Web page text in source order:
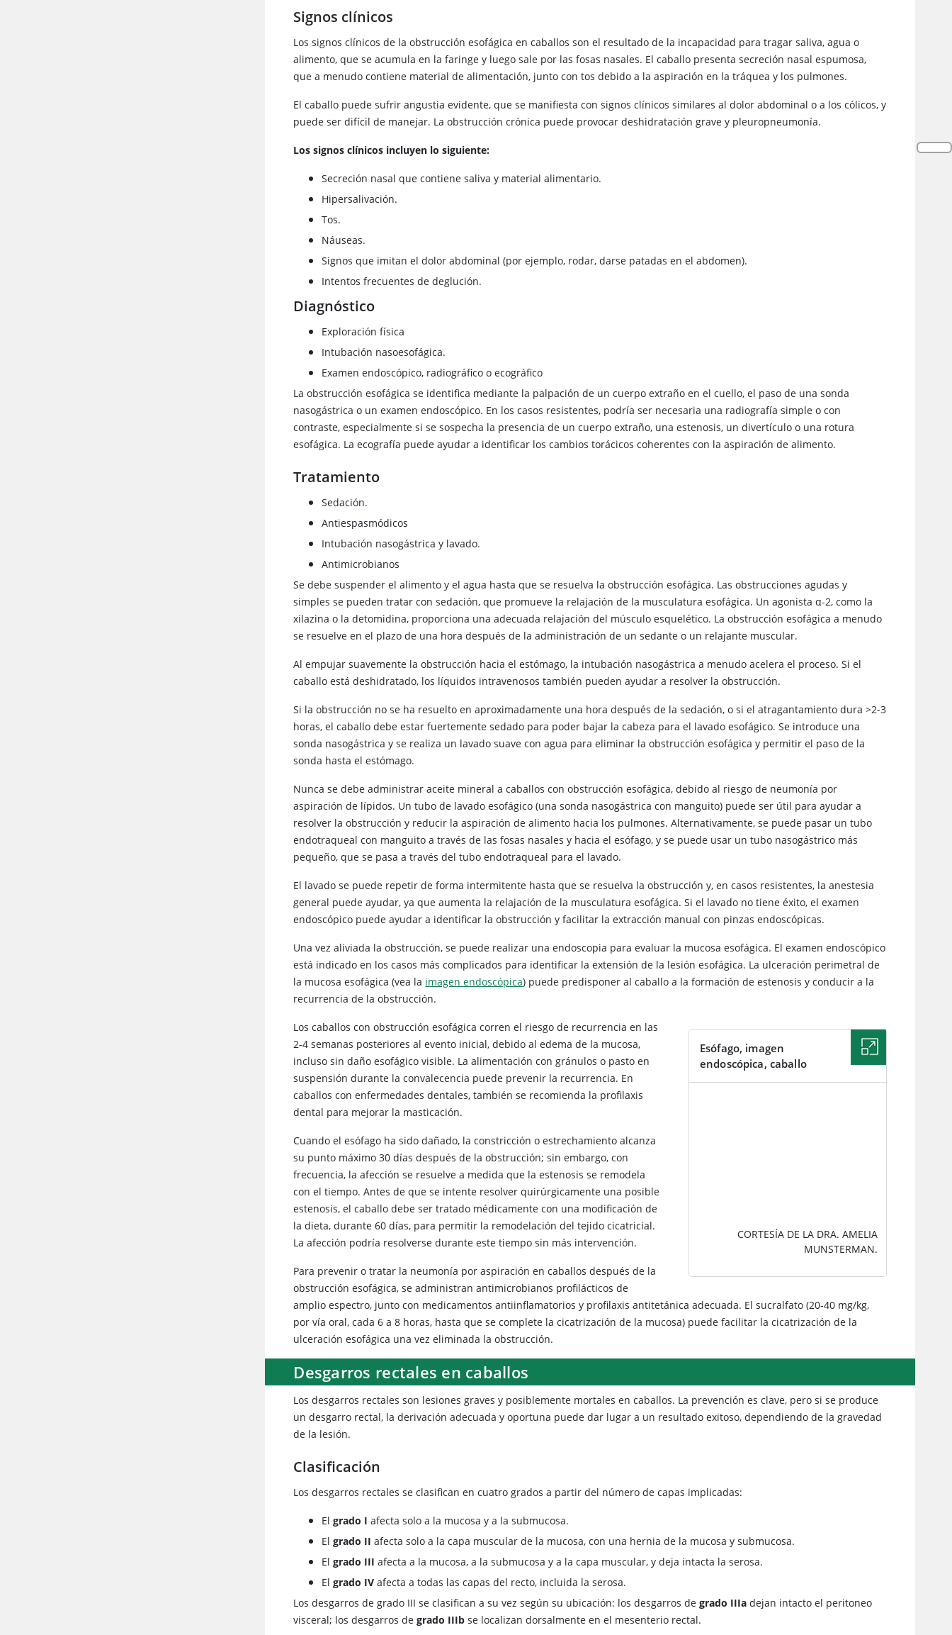
Signos clínicos
Los signos clínicos de la obstrucción esofágica en caballos son el resultado de la incapacidad para tragar saliva, agua o
alimento, que se acumula en la faringe y luego sale por las fosas nasales. El caballo presenta secreción nasal espumosa,
que a menudo contiene material de alimentación, junto con tos debido a la aspiración en la tráquea y los pulmones.
El caballo puede sufrir angustia evidente, que se manifiesta con signos clínicos similares al dolor abdominal o a los cólicos, y
puede ser difícil de manejar. La obstrucción crónica puede provocar deshidratación grave y pleuropneumonía.
Los signos clínicos incluyen lo siguiente:
Secreción nasal que contiene saliva y material alimentario.
Hipersalivación.
Tos.
Náuseas.
Signos que imitan el dolor abdominal (por ejemplo, rodar, darse patadas en el abdomen).
Intentos frecuentes de deglución.
Diagnóstico
Exploración física
Intubación nasoesofágica.
Examen endoscópico, radiográfico o ecográfico
La obstrucción esofágica se identifica mediante la palpación de un cuerpo extraño en el cuello, el paso de una sonda
nasogástrica o un examen endoscópico. En los casos resistentes, podría ser necesaria una radiografía simple o con
contraste, especialmente si se sospecha la presencia de un cuerpo extraño, una estenosis, un divertículo o una rotura
esofágica. La ecografía puede ayudar a identificar los cambios torácicos coherentes con la aspiración de alimento.
Tratamiento
Sedación.
Antiespasmódicos
Intubación nasogástrica y lavado.
Antimicrobianos
Se debe suspender el alimento y el agua hasta que se resuelva la obstrucción esofágica. Las obstrucciones agudas y
simples se pueden tratar con sedación, que promueve la relajación de la musculatura esofágica. Un agonista α-2, como la
xilazina o la detomidina, proporciona una adecuada relajación del músculo esquelético. La obstrucción esofágica a menudo
se resuelve en el plazo de una hora después de la administración de un sedante o un relajante muscular.
Al empujar suavemente la obstrucción hacia el estómago, la intubación nasogástrica a menudo acelera el proceso. Si el
caballo está deshidratado, los líquidos intravenosos también pueden ayudar a resolver la obstrucción.
Si la obstrucción no se ha resuelto en aproximadamente una hora después de la sedación, o si el atragantamiento dura >2-3
horas, el caballo debe estar fuertemente sedado para poder bajar la cabeza para el lavado esofágico. Se introduce una
sonda nasogástrica y se realiza un lavado suave con agua para eliminar la obstrucción esofágica y permitir el paso de la
sonda hasta el estómago.
Nunca se debe administrar aceite mineral a caballos con obstrucción esofágica, debido al riesgo de neumonía por
aspiración de lípidos. Un tubo de lavado esofágico (una sonda nasogástrica con manguito) puede ser útil para ayudar a
resolver la obstrucción y reducir la aspiración de alimento hacia los pulmones. Alternativamente, se puede pasar un tubo
endotraqueal con manguito a través de las fosas nasales y hacia el esófago, y se puede usar un tubo nasogástrico más
pequeño, que se pasa a través del tubo endotraqueal para el lavado.
El lavado se puede repetir de forma intermitente hasta que se resuelva la obstrucción y, en casos resistentes, la anestesia
general puede ayudar, ya que aumenta la relajación de la musculatura esofágica. Si el lavado no tiene éxito, el examen
endoscópico puede ayudar a identificar la obstrucción y facilitar la extracción manual con pinzas endoscópicas.
Una vez aliviada la obstrucción, se puede realizar una endoscopia para evaluar la mucosa esofágica. El examen endoscópico
está indicado en los casos más complicados para identificar la extensión de la lesión esofágica. La ulceración perimetral de
la mucosa esofágica (vea la imagen endoscópica) puede predisponer al caballo a la formación de estenosis y conducir a la
recurrencia de la obstrucción.
Esófago, imagen
endoscópica, caballo
CORTESÍA DE LA DRA. AMELIA
MUNSTERMAN.
Los caballos con obstrucción esofágica corren el riesgo de recurrencia en las
2-4 semanas posteriores al evento inicial, debido al edema de la mucosa,
incluso sin daño esofágico visible. La alimentación con gránulos o pasto en
suspensión durante la convalecencia puede prevenir la recurrencia. En
caballos con enfermedades dentales, también se recomienda la profilaxis
dental para mejorar la masticación.
Cuando el esófago ha sido dañado, la constricción o estrechamiento alcanza
su punto máximo 30 días después de la obstrucción; sin embargo, con
frecuencia, la afección se resuelve a medida que la estenosis se remodela
con el tiempo. Antes de que se intente resolver quirúrgicamente una posible
estenosis, el caballo debe ser tratado médicamente con una modificación de
la dieta, durante 60 días, para permitir la remodelación del tejido cicatricial.
La afección podría resolverse durante este tiempo sin más intervención.
Para prevenir o tratar la neumonía por aspiración en caballos después de la
obstrucción esofágica, se administran antimicrobianos profilácticos de
amplio espectro, junto con medicamentos antiinflamatorios y profilaxis antitetánica adecuada. El sucralfato (20-40 mg/kg,
por vía oral, cada 6 a 8 horas, hasta que se complete la cicatrización de la mucosa) puede facilitar la cicatrización de la
ulceración esofágica una vez eliminada la obstrucción.
Desgarros rectales en caballos
Los desgarros rectales son lesiones graves y posiblemente mortales en caballos. La prevención es clave, pero si se produce
un desgarro rectal, la derivación adecuada y oportuna puede dar lugar a un resultado exitoso, dependiendo de la gravedad
de la lesión.
Clasificación
Los desgarros rectales se clasifican en cuatro grados a partir del número de capas implicadas:
Elgrado I afecta solo a la mucosa y a la submucosa.
Elgrado II afecta solo a la capa muscular de la mucosa, con una hernia de la mucosa y submucosa.
Elgrado III afecta a la mucosa, a la submucosa y a la capa muscular, y deja intacta la serosa.
Elgrado IV afecta a todas las capas del recto, incluida la serosa.
Los desgarros de grado III se clasifican a su vez según su ubicación: los desgarros degrado IIIa dejan intacto el peritoneo
visceral; los desgarros de grado IIIb se localizan dorsalmente en el mesenterio rectal.